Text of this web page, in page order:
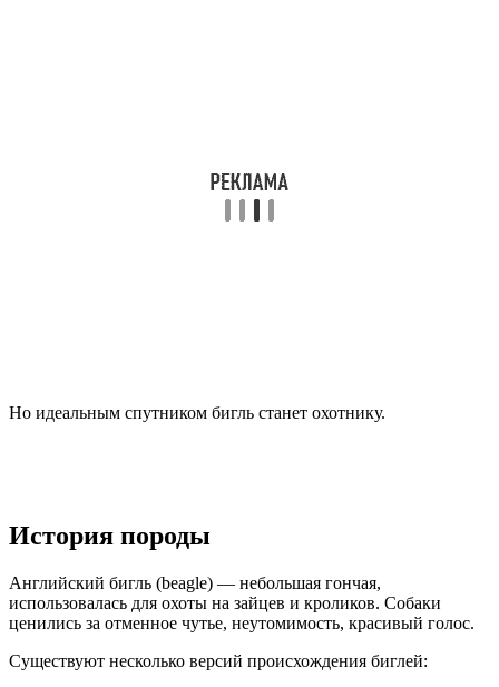
Но идеальным спутником бигль станет охотнику.
История породы
Английский бигль (beagle) — небольшая гончая,
использовалась для охоты на зайцев и кроликов. Собаки
ценились за отменное чутье, неутомимость, красивый голос.
Существуют несколько версий происхождения биглей: